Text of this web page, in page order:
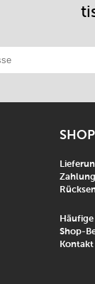
eintragen
SHOP
Häufige
Shop-
Kontakt